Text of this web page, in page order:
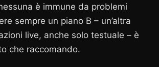
è immune da problemi
sempre un piano B – un’altra
live, anche solo testuale – è
che raccomando.